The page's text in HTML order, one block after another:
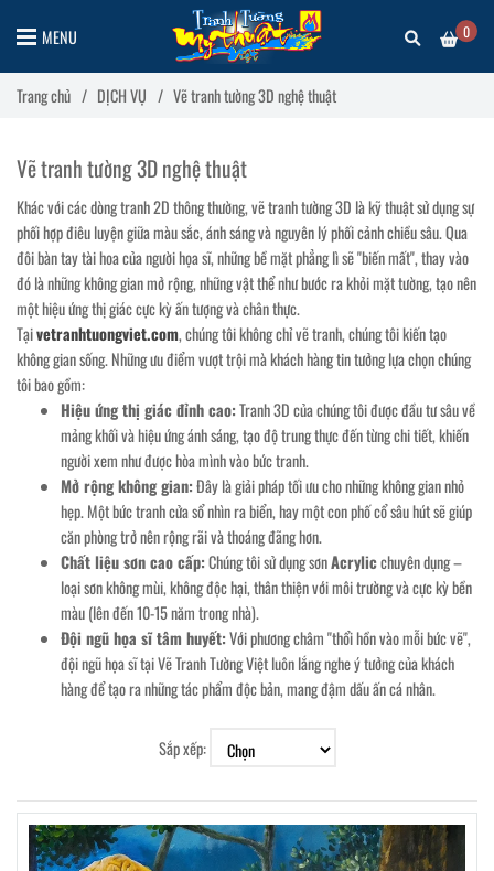
0
MENU
Trang chủ / DỊCH VỤ / Vẽ tranh tường 3D nghệ thuật
Vẽ tranh tường 3D nghệ thuật
Khác với các dòng tranh 2D thông thường, vẽ tranh tường 3D là kỹ thuật sử dụng sự
phối hợp điêu luyện giữa màu sắc, ánh sáng và nguyên lý phối cảnh chiều sâu. Qua
đôi bàn tay tài hoa của người họa sĩ, những bề mặt phẳng lì sẽ "biến mất", thay vào
đó là những không gian mở rộng, những vật thể như bước ra khỏi mặt tường, tạo nên
một hiệu ứng thị giác cực kỳ ấn tượng và chân thực.
Tạivetranhtuongviet.com, chúng tôi không chỉ vẽ tranh, chúng tôi kiến tạo
không gian sống. Những ưu điểm vượt trội mà khách hàng tin tưởng lựa chọn chúng
tôi bao gồm:
Hiệu ứng thị giác đỉnh cao:Tranh 3D của chúng tôi được đầu tư sâu về
mảng khối và hiệu ứng ánh sáng, tạo độ trung thực đến từng chi tiết, khiến
người xem như được hòa mình vào bức tranh.
Mở rộng không gian:Đây là giải pháp tối ưu cho những không gian nhỏ
hẹp. Một bức tranh cửa sổ nhìn ra biển, hay một con phố cổ sâu hút sẽ giúp
căn phòng trở nên rộng rãi và thoáng đãng hơn.
Chất liệu sơn cao cấp:Chúng tôi sử dụng sơnAcrylicchuyên dụng –
loại sơn không mùi, không độc hại, thân thiện với môi trường và cực kỳ bền
màu (lên đến 10-15 năm trong nhà).
Đội ngũ họa sĩ tâm huyết:Với phương châm "thổi hồn vào mỗi bức vẽ",
đội ngũ họa sĩ tại Vẽ Tranh Tường Việt luôn lắng nghe ý tưởng của khách
hàng để tạo ra những tác phẩm độc bản, mang đậm dấu ấn cá nhân.
Sắp xếp: